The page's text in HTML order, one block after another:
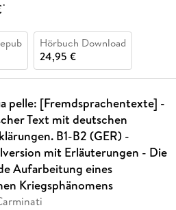
*
Hörbuch Download
24,95 €
pelle: [Fremdsprachentexte] -
Text mit deutschen
B1-B2 (GER) -
mit Erläuterungen - Die
Aufarbeitung eines
Kriegsphänomens